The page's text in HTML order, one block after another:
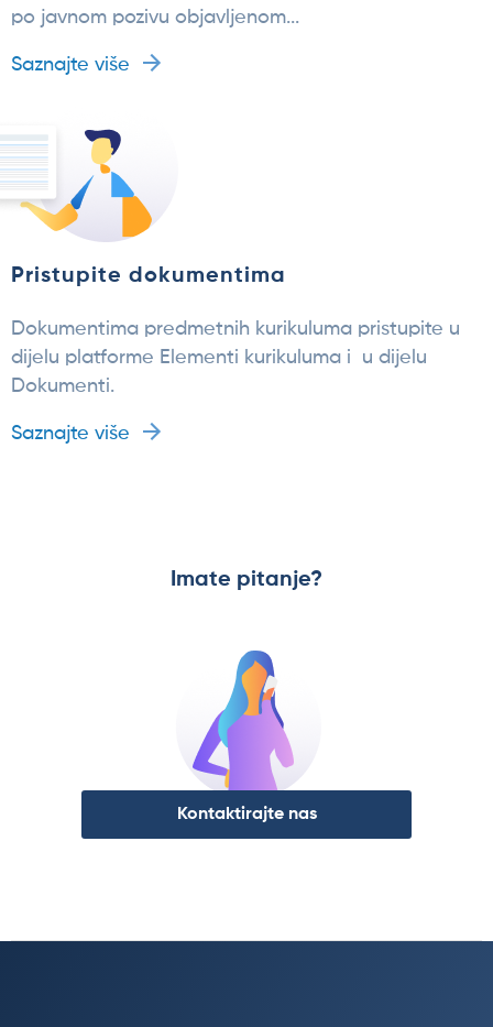
po javnom pozivu objavljenom...
Saznajte više
Pristupite dokumentima
Dokumentima predmetnih kurikuluma pristupite u
dijelu platforme Elementi kurikuluma i u dijelu
Dokumenti.
Saznajte više
Imate pitanje?
Kontaktirajte nas